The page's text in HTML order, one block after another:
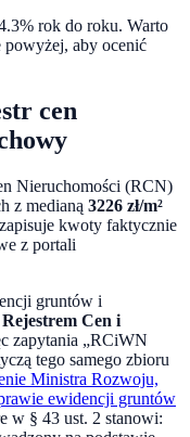
rok do roku. Warto
aby ocenić
cen
Nieruchomości (RCN)
z medianą 3226 zł/m²
kwoty faktycznie
z portali
gruntów i
Rejestrem Cen i
zapytania „RCiWN
tego samego zbioru
Ministra Rozwoju,
ewidencji gruntów
w § 43 ust. 2 stanowi: